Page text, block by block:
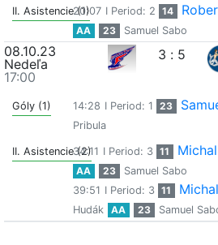
II. Asistencie (1)
20:07 I Period: 2 14
AA
23 Samuel Sabo
08.10.23
Nedeľa
17:00
3 : 5
Góly (1) 14:28 I Period: 1 23
Pribula
II. Asistencie (2)
34:11 I Period: 3 11
AA
23
Samuel Sabo
39:51 I Period: 3 11
Hudák
AA 23 Samuel